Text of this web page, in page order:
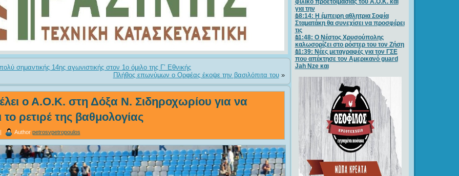
πολύ σημαντικής 14ης αγωνιστικής στον 1ο όμιλο της Γ’ Εθνικής
Πλήθος επωνύμων ο Ορφέας έκοψε την βασιλόπιτα του»
ο Α.Ο.Κ. στη Δόξα Ν. Σιδηροχωρίου για να
ρετιρέ της βαθμολογίας
Author petrosvpetropoulos
φιλικό προετοιμασίας του Α.Ο.Κ. και
για την
18:14: Η έμπειρη αθλητρια Σοφία
Σταματάκη θα συνεχίσει να προσφέρει
τις
11:48: Ο Νέστος Χρυσούπολης
καλωσορίζει στο ρόστερ του τον Ζήση
11:39: Νέες μεταγραφές για τον ΓΣE
που απέκτησε τον Αμερικανό guard
Jah Nze και